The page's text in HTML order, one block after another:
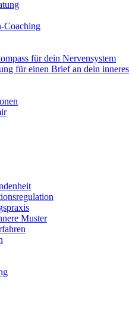
Coaching
für dein Nervensystem
für einen Brief an dein
Muster